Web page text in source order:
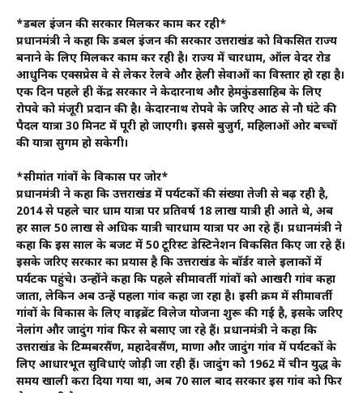
*डबल इंजन की सरकार मिलकर काम कर रही*
प्रधानमंत्री ने कहा कि डबल इंजन की सरकार उत्तराखंड को विकसित राज्य
बनाने के लिए मिलकर काम कर रही है। राज्य में चारधाम, ऑल वेदर रोड
आधुनिक एक्सप्रेस वे से लेकर रेलवे और हेली सेवाओं का विस्तार हो रहा है।
एक दिन पहले ही केंद्र सरकार ने केदारनाथ और हेमकुंडसाहिब के लिए
रोपवे को मंजूरी प्रदान की है। केदारनाथ रोपवे के जरिए आठ से नौ घंटे की
पैदल यात्रा 30 मिनट में पूरी हो जाएगी। इससे बुजुर्ग, महिलाओं ओर बच्चों
की यात्रा सुगम हो सकेगी।
*सीमांत गांवों के विकास पर जोर*
प्रधानमंत्री ने कहा कि उत्तराखंड में पर्यटकों की संख्या तेजी से बढ़ रही है,
2014 से पहले चार धाम यात्रा पर प्रतिवर्ष 18 लाख यात्री ही आते थे, अब
हर साल 50 लाख से अधिक यात्री चारधाम यात्रा पर आ रहे हैं। प्रधानमंत्री ने
कहा कि इस साल के बजट में 50 टूरिस्ट डेस्टिनेशन विकसित किए जा रहे हैं।
इसके जरिए सरकार का प्रयास है कि उत्तराखंड के बॉर्डर वाले इलाकों में
पर्यटक पहुंचे। उन्होंने कहा कि पहले सीमावर्ती गांवों को आखरी गांव कहा
जाता, लेकिन अब उन्हें पहला गांव कहा जा रहा है। इसी क्रम में सीमावर्ती
गांवों के विकास के लिए वाइब्रेंट विलेज योजना शुरू की गई है, इसके जरिए
नेलांग और जादुंग गांव फिर से बसाए जा रहे हैं। प्रधानमंत्री ने कहा कि
उत्तराखंड के टिम्मबरसैंण, महादेवसैंण, माणा और जादुंग गांव में पर्यटकों के
लिए आधारभूत सुविधाएं जोड़ी जा रही हैं। जादुंग को 1962 में चीन युद्ध के
समय खाली करा दिया गया था, अब 70 साल बाद सरकार इस गांव को फिर